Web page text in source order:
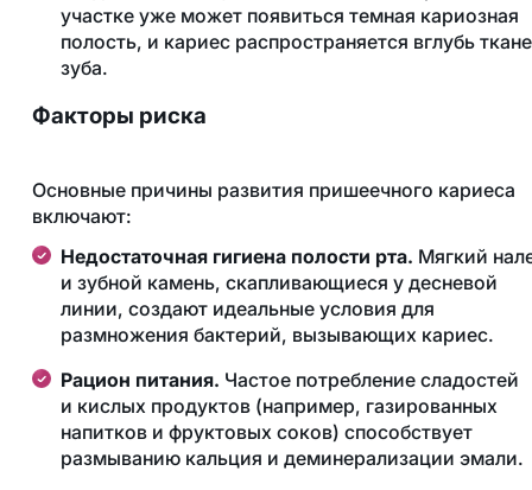
участке уже может появиться темная кариозная
полость, и кариес распространяется вглубь
зуба.
Факторы риска
Основные причины развития пришеечного кариеса
включают:
Недостаточная гигиена полости рта. Мягкий
и зубной камень, скапливающиеся у десневой
линии, создают идеальные условия для
размножения бактерий, вызывающих кариес.
Рацион питания. Частое потребление сладостей
и кислых продуктов (например, газированных
напитков и фруктовых соков) способствует
размыванию кальция и деминерализации эмали.